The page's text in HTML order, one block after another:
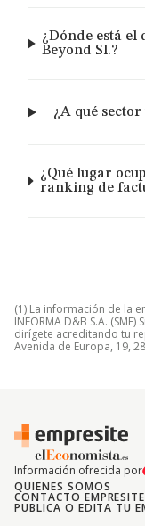
¿Dónde está el
Beyond Sl.?
¿A qué
¿Qué lugar
ranking de
(1) La información de la
INFORMA D&B S.A.
dirígete acreditando tu
Avenida de Europa, 19,
Información ofrecida por
QUIENES SOMOS
CONTACTO EMPRESITE
PUBLICA O EDITA TU